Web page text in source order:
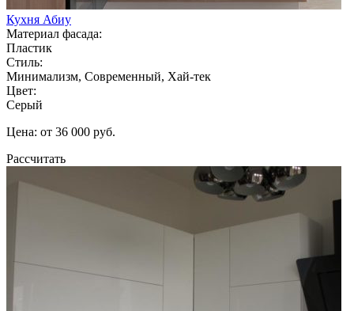
Кухня Абиу
Материал фасада:
Пластик
Стиль:
Минимализм, Современный, Хай-тек
Цвет:
Серый
Цена: от 36 000 руб.
Рассчитать